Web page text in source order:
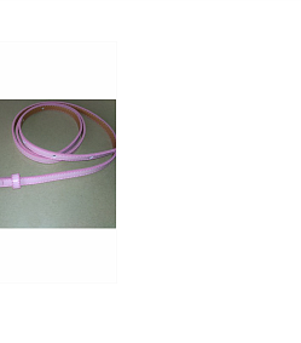
Недоступно